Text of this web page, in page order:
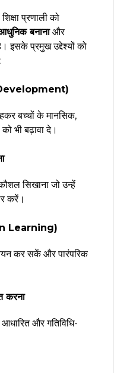
प्रणाली को
बनानाऔर
इसके प्रमुख उद्देश्यों को
Development)
बच्चों के मानसिक,
भी बढ़ावा दे।
सिखाना जो उन्हें
करें।
in Learning)
कर सकें और पारंपरिक
करना
और गतिविधि-